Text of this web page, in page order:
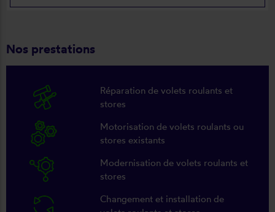
Nos prestations
Réparation de volets roulants et
stores
Motorisation de volets roulants ou
stores existants
Modernisation de volets roulants et
stores
Changement et installation de